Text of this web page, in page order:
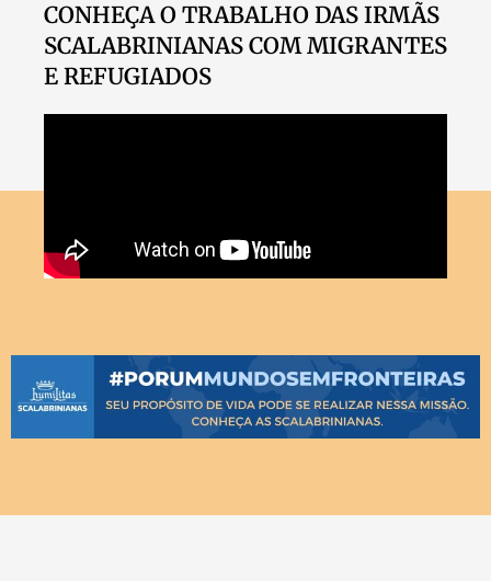
CONHEÇA O TRABALHO DAS IRMÃS
SCALABRINIANAS COM MIGRANTES
E REFUGIADOS